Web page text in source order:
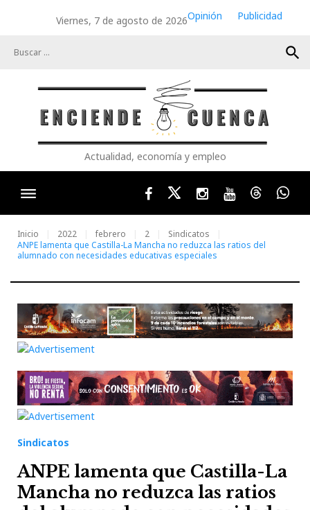
Viernes, 7 de agosto de 2026Opinión
Publicidad
search
Actualidad, economía y empleo
FacebookTwitterInstagram
YoutubeThreads
Inicio 2022 febrero 2
Sindicatos
ANPE lamenta que Castilla-La Mancha no reduzca las ratios del
alumnado con necesidades educativas especiales
Sindicatos
ANPE lamenta que Castilla-La
Mancha no reduzca las ratios